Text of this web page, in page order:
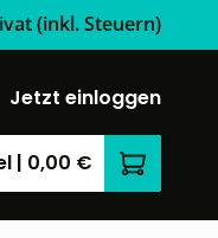
(inkl. Steuern)
Jetzt einloggen
| 0,00 €